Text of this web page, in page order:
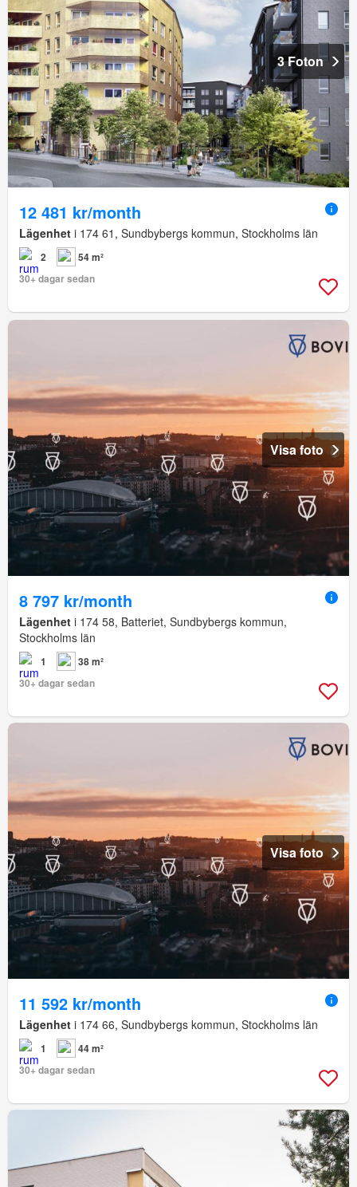
3 Foton
12 481 kr/month
Lägenhet i 174 61, Sundbybergs kommun, Stockholms län
2
54 m²
30+ dagar sedan
Visa foto
8 797 kr/month
Lägenhet i 174 58, Batteriet, Sundbybergs kommun,
Stockholms län
1
38 m²
30+ dagar sedan
Visa foto
11 592 kr/month
Lägenhet i 174 66, Sundbybergs kommun, Stockholms län
1
44 m²
30+ dagar sedan